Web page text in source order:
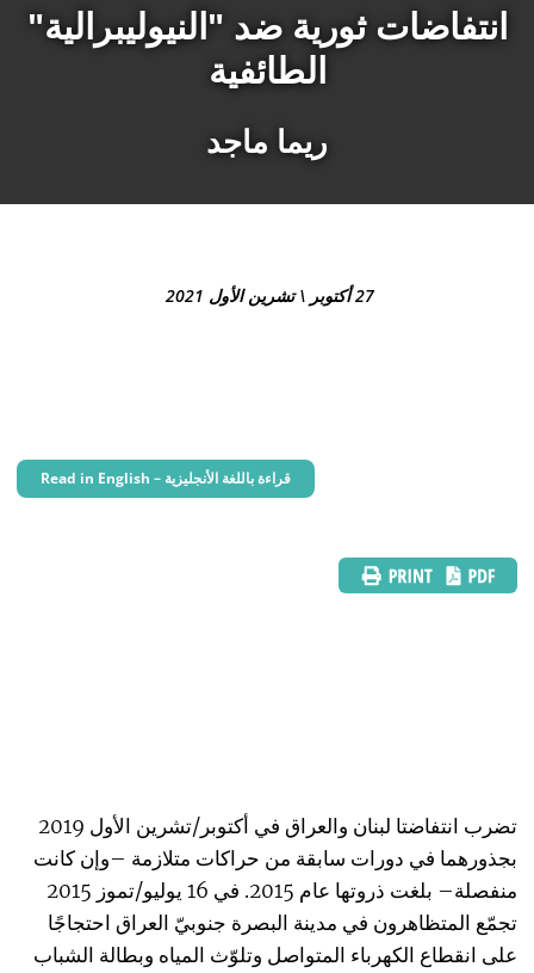
"انتفاضات ثورية ضد "النيوليبرالية
الطائفية
ريما ماجد
27 أكتوبر \ تشرين الأول 2021
Read in English – قراءة باللغة الأنجليزية
تضرب انتفاضتا لبنان والعراق في أكتوبر/تشرين الأول 2019
بجذورهما في دورات سابقة من حراكات متلازمة –وإن كانت
منفصلة– بلغت ذروتها عام 2015. في 16 يوليو/تموز 2015
تجمّع المتظاهرون في مدينة البصرة جنوبيّ العراق احتجاجًا
على انقطاع الكهرباء المتواصل وتلوّث المياه وبطالة الشباب